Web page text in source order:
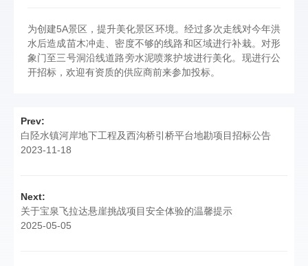
为创建5A景区，提升美化景区环境。经过多次走线对今年洪
水后造成苗木冲走、密度不够的线路和区域进行补栽。对形
象门至三号洞沿线道路旁水泥喷浆护坡进行美化。现进行公
开招标，欢迎有资质的供应商前来参加投标。
Prev:
白陉水镇河岸地下工程及西沟桥引桥平台地勘项目招标公告
2023-11-18
Next:
关于宝泉飞拉达悬崖挑战项目安全体验的温馨提示
2025-05-05